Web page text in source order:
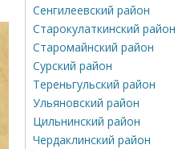
Сенгилеевский район
Старокулаткинский район
Старомайнский район
Сурский район
Тереньгульский район
Ульяновский район
Цильнинский район
Чердаклинский район